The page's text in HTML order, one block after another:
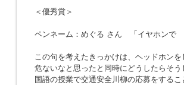
＜優秀賞＞
ペンネーム：めぐる さん 「イヤホンで
この句を考えたきっかけは、ヘッドホン
危ないなと思ったと同時にどうしたらそ
国語の授業で交通安全川柳の応募をするこ